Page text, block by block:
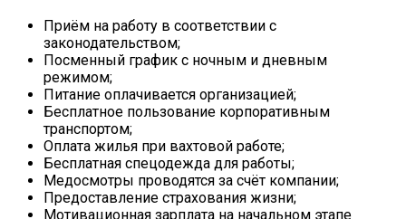
Приём на работу в соответствии с
законодательством;
Посменный график с ночным и дневным
режимом;
Питание оплачивается организацией;
Бесплатное пользование корпоративным
транспортом;
Оплата жилья при вахтовой работе;
Бесплатная спецодежда для работы;
Медосмотры проводятся за счёт компании;
Предоставление страхования жизни;
Мотивационная зарплата на начальном этапе